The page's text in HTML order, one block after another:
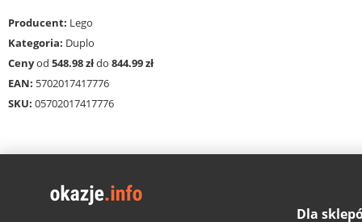
Producent: Lego
Kategoria: Duplo
Cenyod 548.98 złdo 844.99 zł
EAN: 5702017417776
SKU: 05702017417776
Dla